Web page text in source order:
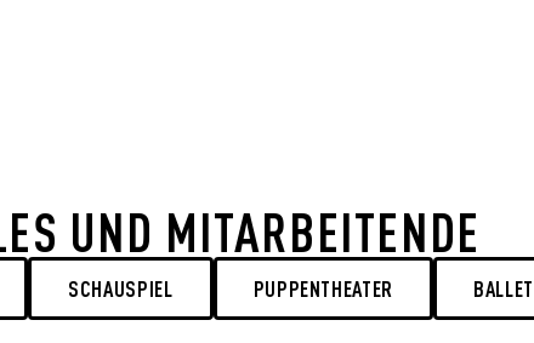
UND MITARBEITENDE
SCHAUSPIEL PUPPENTHEATER